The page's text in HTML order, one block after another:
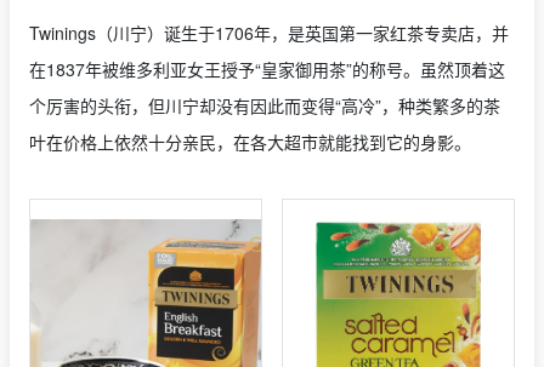
Twinings（川宁）诞生于1706年，是英国第一家红茶专卖店，并
在1837年被维多利亚女王授予“皇家御用茶”的称号。虽然顶着这
个厉害的头衔，但川宁却没有因此而变得“高冷”，种类繁多的茶
叶在价格上依然十分亲民，在各大超市就能找到它的身影。